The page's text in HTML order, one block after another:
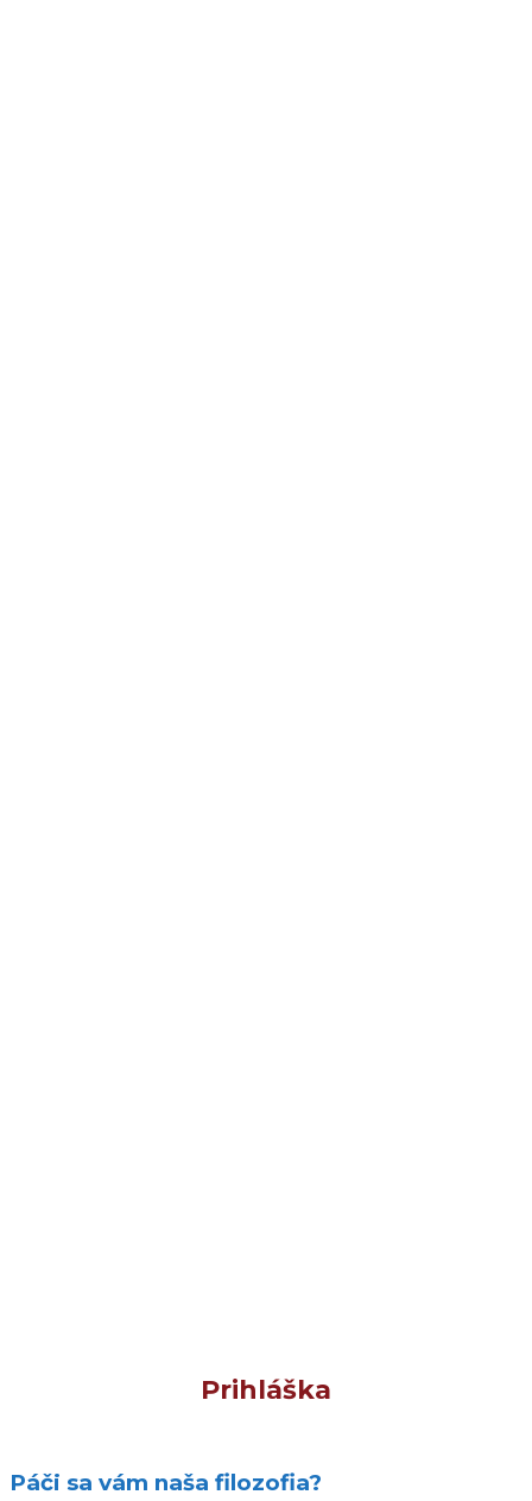
Prihláška
Páči sa vám naša filozofia?